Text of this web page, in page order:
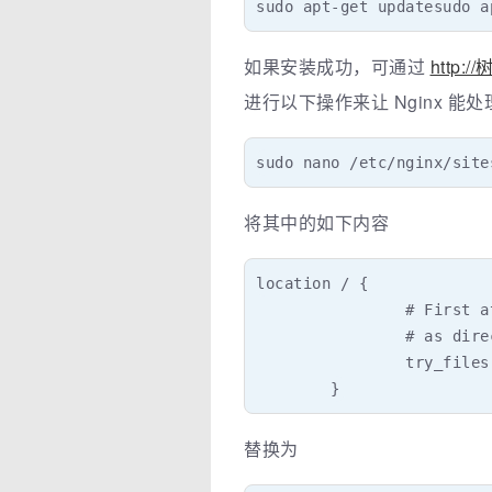
sudo apt-get
如果安装成功，可通过 http://
进行以下操作来让 Nginx 能处
sudo nano /etc/nginx/
将其中的如下内容
location / {
# First
# as
        }
替换为